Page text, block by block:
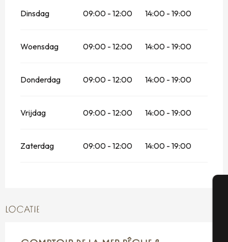
Dinsdag 09:00 - 12:00 14:00 - 19:00
Woensdag 09:00 - 12:00 14:00 - 19:00
Donderdag 09:00 - 12:00 14:00 - 19:00
Vrijdag 09:00 - 12:00 14:00 - 19:00
Zaterdag 09:00 - 12:00 14:00 - 19:00
LOCATIE